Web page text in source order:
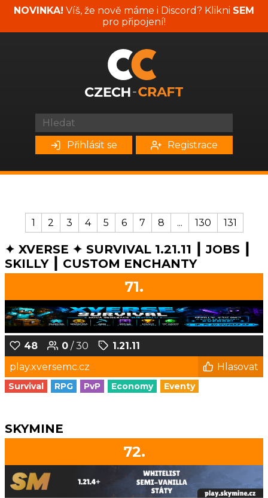
NOVINKA! Víš, že nově máme i Discord? Klikni SEM
pro připojení!
Přihlásit se Registrace
1 2 3 4 5 6 7 8 ... 130 131
✦ XVERSE ✦ SURVIVAL 1.21.11 ┃ JOBS ┃
SKILLY ┃ CUSTOM ENCHANTY
71.
48 0 / 30
1.21.11
play.xversemc.cz
Hlasovat
Survival RPG PvP Economy Eventy
SKYMINE
72.